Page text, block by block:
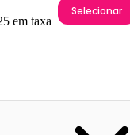
em taxa
Selecionar